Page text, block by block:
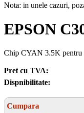
Nota: in unele cazuri,
EPSON
Chip CYAN 3.5K pentru
Pret cu TVA:
Dispnibilitate:
Cumpara